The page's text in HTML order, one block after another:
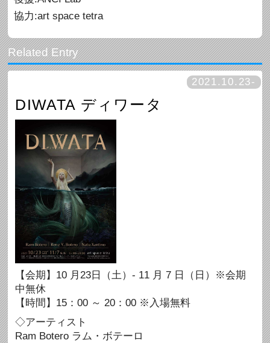
協力:art space tetra
2021.10.23-
DIWATA ディワータ
【会期】10 月23日（土）- 11 月 7 日（日）※会期
中無休
【時間】15：00 ～ 20：00 ※入場無料
◇アーティスト
Ram Botero ラム・ボテーロ